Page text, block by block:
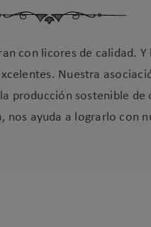
con licores de calidad.
Nuestra
producción sostenible de
nos ayuda a lograrlo con